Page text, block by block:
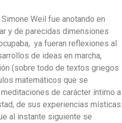
Weil fue anotando en
y de parecidas dimensiones
ya fueran reflexiones al
de ideas en marcha,
(sobre todo de textos griegos
matemáticos que se
de carácter íntimo a
de sus experiencias místicas
al instante siguiente se